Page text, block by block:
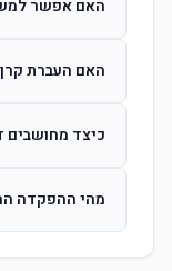
ההשקעות. קרן
האם אפשר למשוך
האם העברת קרן
החברות. הוותק
כיצד מחושבים
ומתן על שיעורם
מהי ההפקדה